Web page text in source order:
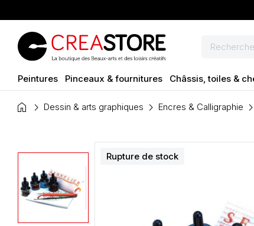
Peintures Pinceaux & fournitures Châssis, toiles &
home Dessin & arts graphiques Encres & Calligraphie
Rupture de stock